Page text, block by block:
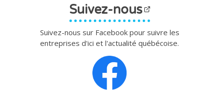
Suivez-nous
Suivez-nous sur Facebook pour suivre les
entreprises d'ici et l'actualité québécoise.